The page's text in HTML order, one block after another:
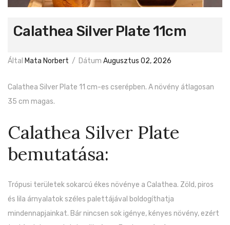
Calathea Silver Plate 11cm
Által Mata Norbert / Dátum Augusztus 02, 2026
Calathea Silver Plate 11 cm-es cserépben. A növény átlagosan
35 cm magas.
Calathea Silver Plate
bemutatása:
Trópusi területek sokarcú ékes növénye a Calathea. Zöld, piros
és lila árnyalatok széles palettájával boldogíthatja
mindennapjainkat. Bár nincsen sok igénye, kényes növény, ezért